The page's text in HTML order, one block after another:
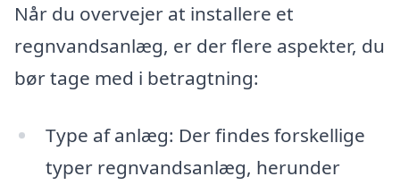
Når du overvejer at installere et
regnvandsanlæg, er der flere aspekter, du
bør tage med i betragtning:
Type af anlæg: Der findes forskellige
typer regnvandsanlæg, herunder